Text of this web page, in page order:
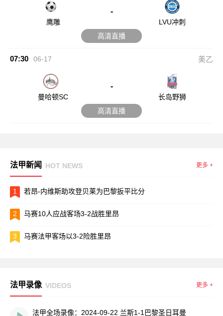
鹰雕
-
LVU冲刺
高清直播
07:30 06-17 美乙
曼哈顿SC
-
长岛野狮
高清直播
法甲新闻 HOT NEWS 更多 +
1 若昂-内维斯助攻登贝莱为巴黎扳平比分
2 马赛10人应战客场3-2战胜里昂
3 马赛法甲客场以3-2险胜里昂
法甲录像 VIDEOS 更多 +
法甲全场录像：2024-09-22 兰斯1-1巴黎圣日耳曼